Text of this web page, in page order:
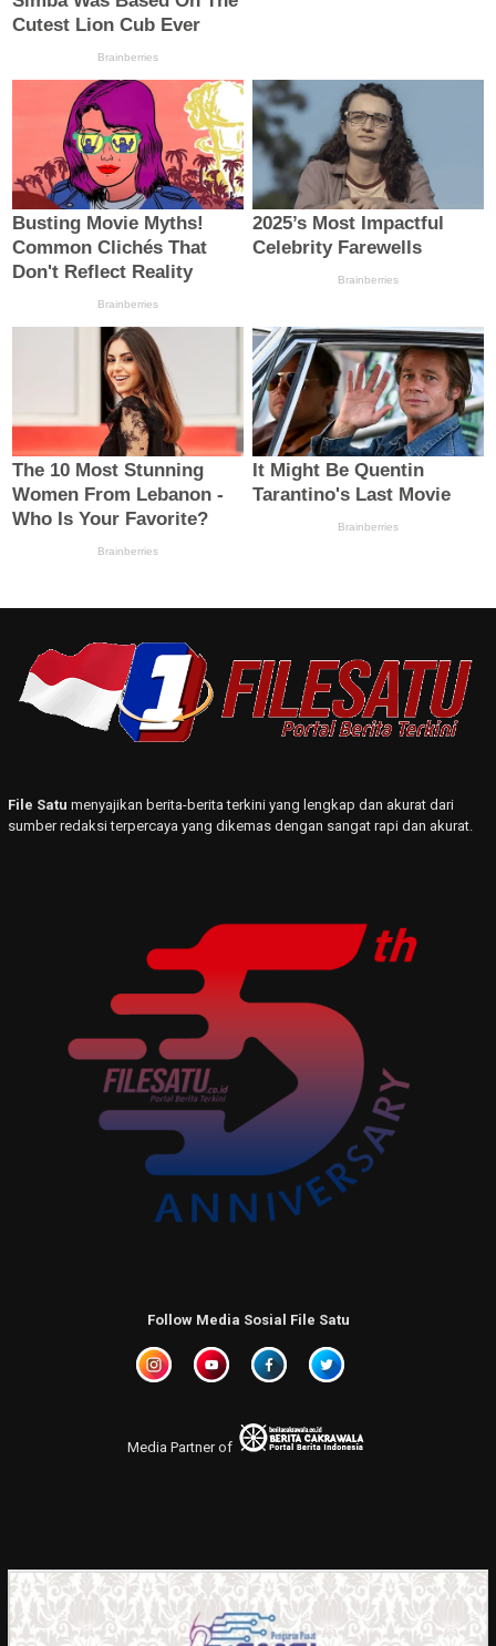
File Satu menyajikan berita-berita terkini yang lengkap dan akurat dari
sumber redaksi terpercaya yang dikemas dengan sangat rapi dan akurat.
Follow Media Sosial File Satu
Media Partner of